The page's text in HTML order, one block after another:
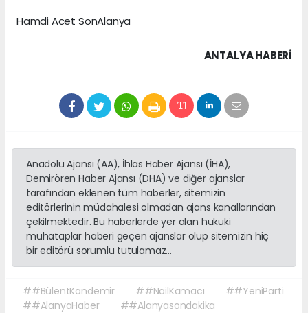
Hamdi Acet SonAlanya
ANTALYA HABERİ
Anadolu Ajansı (AA), İhlas Haber Ajansı (İHA),
Demirören Haber Ajansı (DHA) ve diğer ajanslar
tarafından eklenen tüm haberler, sitemizin
editörlerinin müdahalesi olmadan ajans kanallarından
çekilmektedir. Bu haberlerde yer alan hukuki
muhataplar haberi geçen ajanslar olup sitemizin hiç
bir editörü sorumlu tutulamaz...
##BülentKandemir ##NailKamacı
##YeniParti
##AlanyaHaber
##Alanyasondakika